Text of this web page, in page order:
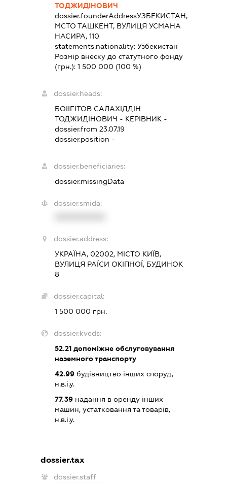
ТОДЖИДІНОВИЧ
dossier.founderAddressУЗБЕКИСТАН,
МСТО ТАШКЕНТ, ВУЛИЦЯ УСМАНА
НАСИРА, 110
statements.nationality:Узбекистан
Розмір внеску до статутного фонду
(грн.):1 500 000 (100 %)
dossier.heads:
БОІІГІТОВ САЛАХІДДІН
ТОДЖИДІНОВИЧ - КЕРІВНИК -
dossier.from 23.07.19
dossier.position -
dossier.beneficiaries:
dossier.missingData
dossier.smida:
dossier.address:
УКРАЇНА, 02002, МІСТО КИЇВ,
ВУЛИЦЯ РАЇСИ ОКІПНОЇ, БУДИНОК
8
dossier.capital:
1 500 000 грн.
dossier.kveds:
52.21 допоміжне обслуговування
наземного транспорту
42.99 будівництво інших споруд,
н.в.і.у.
77.39 надання в оренду інших
машин, устатковання та товарів,
н.в.і.у.
dossier.tax
dossier.staff